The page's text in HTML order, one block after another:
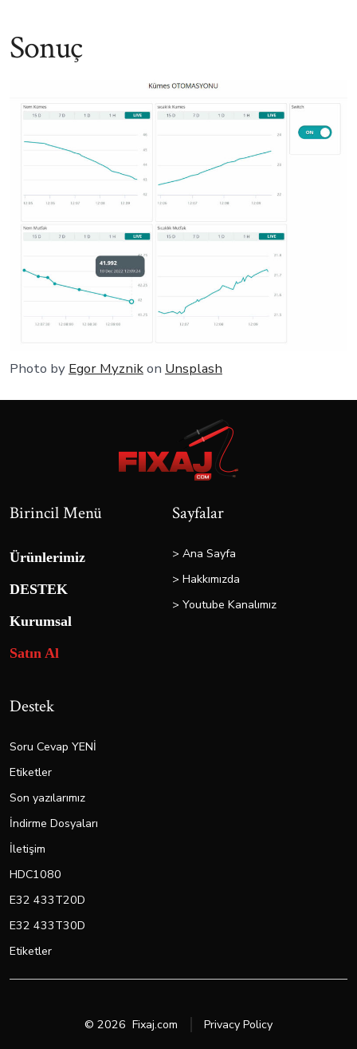
Sonuç
Photo by Egor Myznikon Unsplash
Birincil Menü
Ürünlerimiz
DESTEK
Kurumsal
Satın Al
Sayfalar
> Ana Sayfa
> Hakkımızda
> Youtube Kanalımız
Destek
Soru Cevap YENİ
Etiketler
Son yazılarımız
İndirme Dosyaları
İletişim
HDC1080
E32 433T20D
E32 433T30D
Etiketler
© 2026 Fixaj.com Privacy Policy